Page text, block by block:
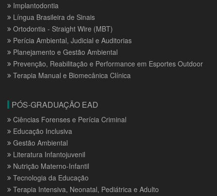
Implantodontia
Língua Brasileira de Sinais
Ortodontia - Straight Wire (MBT)
Perícia Ambiental, Judicial e Auditorias
Planejamento e Gestão Ambiental
Prevenção, Reabilitação e Performance em Esportes Outdoor
Terapia Manual e Biomecânica Clínica
PÓS-GRADUAÇÃO EAD
Ciências Forenses e Perícia Criminal
Educação Inclusiva
Gestão Ambiental
Literatura Infantojuvenil
Nutrição Materno-Infantil
Tecnologia da Educação
Terapia Intensiva, Neonatal, Pediátrica e Adulto